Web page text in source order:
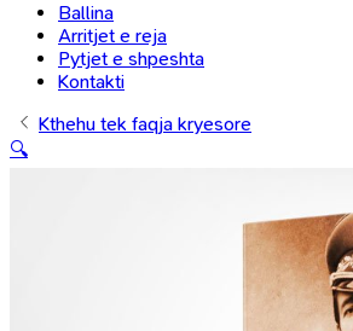
Ballina
Arritjet e reja
Pytjet e shpeshta
Kontakti
Kthehu tek faqja kryesore
🔍